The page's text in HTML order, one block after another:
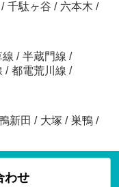
/ 千駄ヶ谷 / 六本木 /
線 / 半蔵門線 /
/ 都電荒川線 /
新田 / 大塚 / 巣鴨 /
わせ